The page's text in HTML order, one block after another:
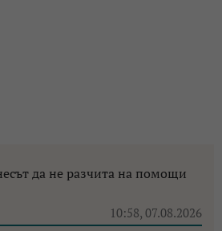
да не разчита на помощи
10:58, 07.08.2026